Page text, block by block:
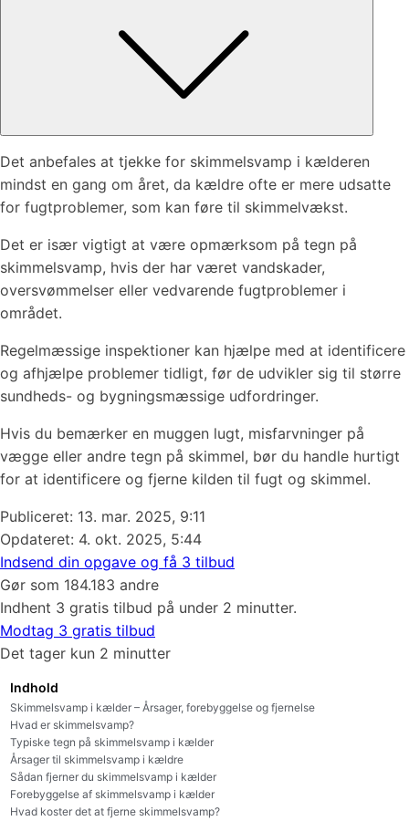
Det anbefales at tjekke for skimmelsvamp i kælderen
mindst en gang om året, da kældre ofte er mere udsatte
for fugtproblemer, som kan føre til skimmelvækst.
Det er især vigtigt at være opmærksom på tegn på
skimmelsvamp, hvis der har været vandskader,
oversvømmelser eller vedvarende fugtproblemer i
området.
Regelmæssige inspektioner kan hjælpe med at identificere
og afhjælpe problemer tidligt, før de udvikler sig til større
sundheds- og bygningsmæssige udfordringer.
Hvis du bemærker en muggen lugt, misfarvninger på
vægge eller andre tegn på skimmel, bør du handle hurtigt
for at identificere og fjerne kilden til fugt og skimmel.
Publiceret: 13. mar. 2025, 9:11
Opdateret: 4. okt. 2025, 5:44
Indsend din opgave og få 3 tilbud
Gør som 184.183 andre
Indhent 3 gratis tilbud på under 2 minutter.
Modtag 3 gratis tilbud
Det tager kun 2 minutter
Indhold
Skimmelsvamp i kælder – Årsager, forebyggelse og fjernelse
Hvad er skimmelsvamp?
Typiske tegn på skimmelsvamp i kælder
Årsager til skimmelsvamp i kældre
Sådan fjerner du skimmelsvamp i kælder
Forebyggelse af skimmelsvamp i kælder
Hvad koster det at fjerne skimmelsvamp?